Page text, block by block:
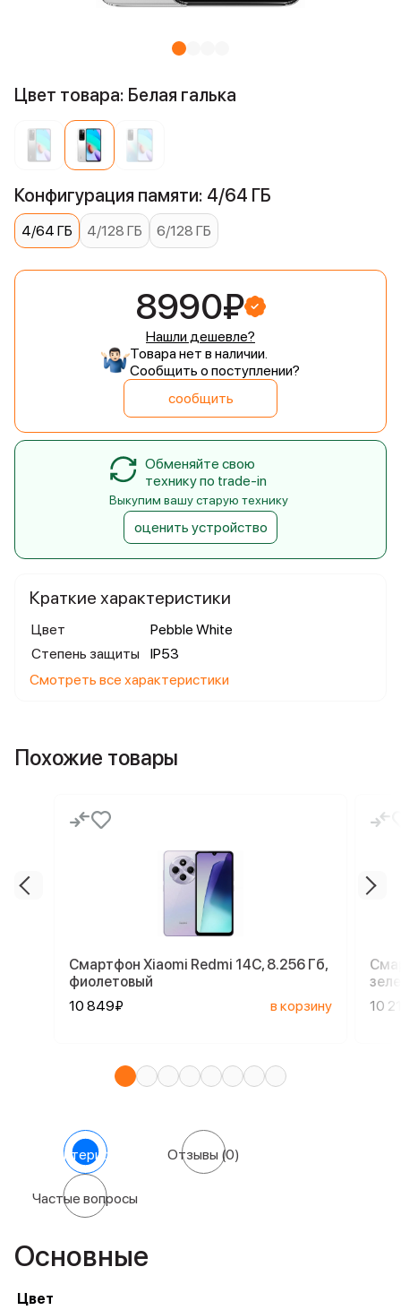
Краткие характеристики
Цвет
Pebble White
Степень защиты
IP53
Смотреть все характеристики
Цвет товара: Белая галька
Конфигурация памяти: 4/64 ГБ
4/64 ГБ 4/128 ГБ 6/128 ГБ
8990₽
Нашли дешевле?
Товара нет в наличии.
Сообщить о поступлении?
сообщить
Обменяйте свою
технику по trade-in
Выкупим вашу старую технику
оценить устройство
Похожие товары
Смартфон Xiaomi Redmi 14C, 8.256 Гб,
фиолетовый
10 849₽
в корзину
10
Характеристики Отзывы (0)
Частые вопросы
Основные
Цвет